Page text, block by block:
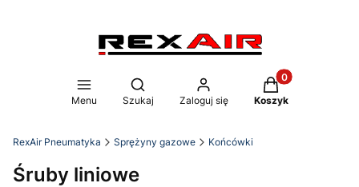
Menu
Otwórz wyszukiwarkę
Szukaj Zaloguj się
Produkty w
Koszyk
RexAir Pneumatyka Sprężyny gazowe Końcówki
Śruby liniowe